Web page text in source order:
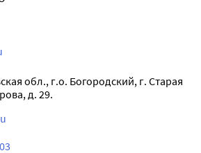
количества в области волосистой
количества ежедневно
увеличению общего объема и
блеска волос и роста ногтей
пациентов.
или Вы чувствуете
обратиться к врачу
обл., г.о. Богородский, г. Старая
д. 29.